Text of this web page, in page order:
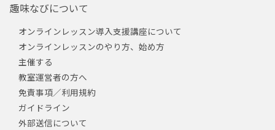
趣味なびについて
オンラインレッスン導入支援講座について
オンラインレッスンのやり方、始め方
主催する
教室運営者の方へ
免責事項／利用規約
ガイドライン
外部送信について